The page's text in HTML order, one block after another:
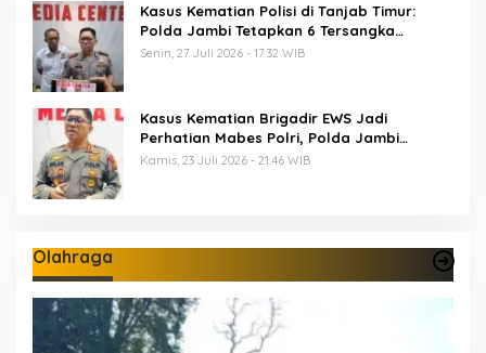
Kasus Kematian Polisi di Tanjab Timur:
Polda Jambi Tetapkan 6 Tersangka
Termasuk 5 Anggota Polri
Senin, 27 Juli 2026 - 17:32 WIB
Kasus Kematian Brigadir EWS Jadi
Perhatian Mabes Polri, Polda Jambi
Periksa 18 Saksi
Kamis, 23 Juli 2026 - 21:46 WIB
Olahraga